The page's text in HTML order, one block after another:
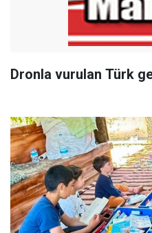
Dronla vurulan Türk